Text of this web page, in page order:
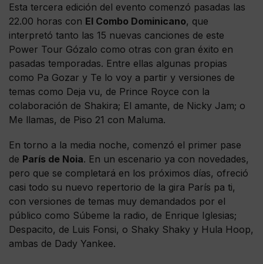
Esta tercera edición del evento comenzó pasadas las
22.00 horas con El Combo Dominicano, que
interpretó tanto las 15 nuevas canciones de este
Power Tour Gózalo como otras con gran éxito en
pasadas temporadas. Entre ellas algunas propias
como Pa Gozar y Te lo voy a partir y versiones de
temas como Deja vu, de Prince Royce con la
colaboración de Shakira; El amante, de Nicky Jam; o
Me llamas, de Piso 21 con Maluma.
En torno a la media noche, comenzó el primer pase
de París de Noia. En un escenario ya con novedades,
pero que se completará en los próximos días, ofreció
casi todo su nuevo repertorio de la gira París pa ti,
con versiones de temas muy demandados por el
público como Súbeme la radio, de Enrique Iglesias;
Despacito, de Luis Fonsi, o Shaky Shaky y Hula Hoop,
ambas de Dady Yankee.